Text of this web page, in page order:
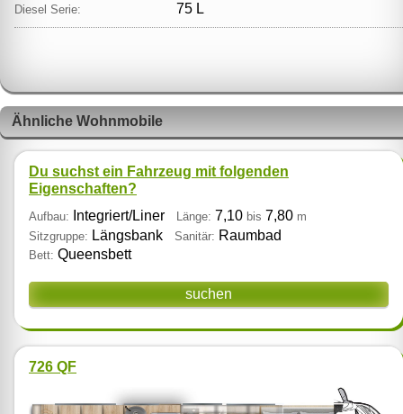
Diesel Serie: 75 L
Ähnliche Wohnmobile
Du suchst ein Fahrzeug mit folgenden
Eigenschaften?
Aufbau: Integriert/Liner Länge: 7,10 bis 7,80 m
Sitzgruppe: Längsbank Sanitär: Raumbad
Bett: Queensbett
suchen
726 QF